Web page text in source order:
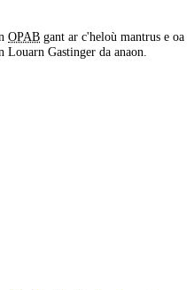
OPAB gant ar c'heloù mantrus e oa
Gastinger da anaon.